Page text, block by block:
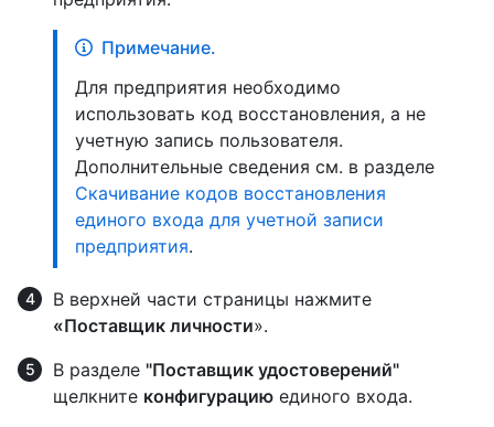
Примечание.
Для предприятия необходимо
использовать код восстановления, а не
учетную запись пользователя.
Дополнительные сведения см. в разделе
Скачивание кодов восстановления
единого входа для учетной записи
предприятия.
В верхней части страницы нажмите
«Поставщик личности».
В разделе "Поставщик удостоверений"
щелкните конфигурацию единого входа.